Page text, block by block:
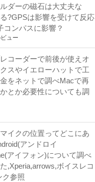
ダーの磁石は大丈夫な
?GPSは影響を受けて反応
コンパスに影響？
ュー
コーダーで前後が使えオ
スやイエローハットで工
をネットで調べMacで再
とか必要性についても調
イクの位置ってどこにあ
アンドロイ
アイフォン)について調べ
,Xperia,arrows,ボイスレコ
ク参照